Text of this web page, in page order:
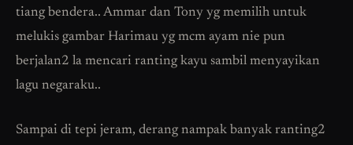
tiang bendera.. Ammar dan Tony yg memilih untuk
melukis gambar Harimau yg mcm ayam nie pun
berjalan2 la mencari ranting kayu sambil menyayikan
lagu negaraku..
Sampai di tepi jeram, derang nampak banyak ranting2